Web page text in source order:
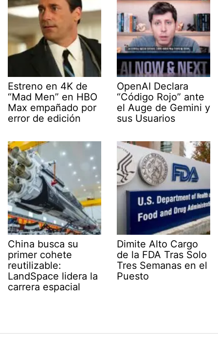
Estreno en 4K de
“Mad Men” en HBO
Max empañado por
error de edición
OpenAI Declara
“Código Rojo” ante
el Auge de Gemini y
sus Usuarios
China busca su
primer cohete
reutilizable:
LandSpace lidera la
carrera espacial
Dimite Alto Cargo
de la FDA Tras Solo
Tres Semanas en el
Puesto